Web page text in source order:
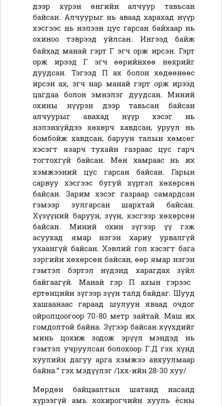
дээр хүрэн өнгийн алчуур тавьсан
байсан. Алчуурыг нь аваад харахад нүүр
хэсгээс нь нэлээн цус гарсан байхаар нь
охиноо тэврээд уйлсан. Ингээд байж
байхад манай гэрт Г эгч орж ирсэн. Гэрт
орж ирээд Г эгч өөрийнхөө нөхрийг
дуудсан. Тэгээд П ах болон хөдөөнөөс
ирсэн ах, эгч нар манай гэрт орж ирээд
цагдаа болон эмнэлэг дуудсан. Миний
охины нүүрэн дээр тавьсан байсан
алчуурыг авахад нүүр хэсэг нь
нэлэнхүйдээ хөхөрч хавдсан, уруул нь
бомбойж хавдсан, баруун талын хөмсөг
хэсэгт язарч тухайн газраас цус гарч
тогтохгүй байсан. Мөн хамраас нь их
хэмжээний цус гарсан байсан.
Гарын
сарвуу хэсгээс бугуй хүртэл хөхөрсөн
байсан. Зарим хэсэг газраар самардсан
гэмээр зулгарсан шархтай байсан.
Хүзүүний баруун, зүүн, хэсгээр хөхөрсөн
байсан. Миний охин зүгээр үү гэж
асуухад ямар нэгэн хариу урвалгүй
ухаангүй байсан. Хэвлий гол хэсэгт бага
зэргийн хөхөрсөн байсан, өөр ямар нэгэн
гэмтэл бэртэл нүдэнд харагдахзүйл
байгаагүй.
Манай гэр П ахын гэрээс
ертөнцийн зүгээр зүүн талд байдаг. Шууд
хашаанаас гараад шулуун яваад очдог
ойролцоогоор 70-80 метр зайтай. Маш их
гомдолтой байна. Зүгээр байсан хүүхдийг
минь цохиж зодож эрүүл мэндэд нь
гэмтэл учруулсан болохоор Г.Д гэх хүнд
хуулийн дагуу арга хэмжээ авхуулмаар
байна.” гэх мэдүүлэг /1хх-ийн 28-30 хуу/
Мөрдөн байцаалтын шатанд насанд
хүрээгүй амь хохирогчийн хууль ёсны